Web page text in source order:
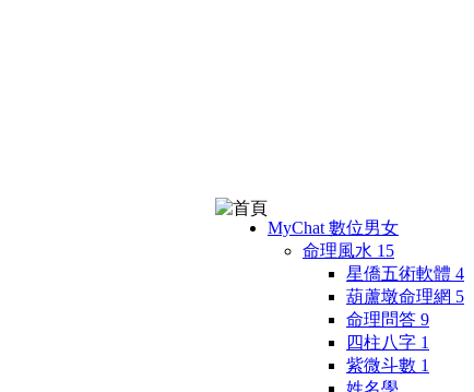
MyChat 數位男女
命理風水 15
星僑五術軟體 4
葫蘆墩命理網 5
命理問答 9
四柱八字 1
紫微斗數 1
姓名學